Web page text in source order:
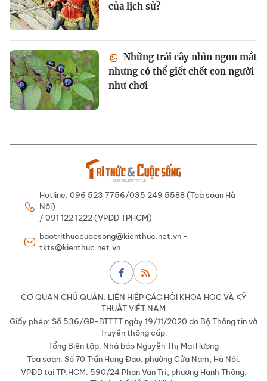
của lịch sử?
Những trái cây nhìn ngon mắt
nhưng có thể giết chết con người
như chơi
Hotline: 096 523 7756/035 249 5588 (Toà soạn Hà
Nội)
/ 091 122 1222 (VPĐD TPHCM)
baotrithuccuocsong@kienthuc.net.vn -
tkts@kienthuc.net.vn
CƠ QUAN CHỦ QUẢN: LIÊN HIỆP CÁC HỘI KHOA HỌC VÀ KỸ
THUẬT VIỆT NAM
Giấy phép: Số 536/GP-BTTTT ngày 19/11/2020 do Bộ Thông tin và
Truyền thông cấp.
Tổng Biên tập: Nhà báo Nguyễn Thị Mai Hương
Tòa soạn: Số 70 Trần Hưng Đạo, phường Cửa Nam, Hà Nội.
VPĐD tại TP.HCM: 590/24 Phan Văn Trị, phường Hạnh Thông,